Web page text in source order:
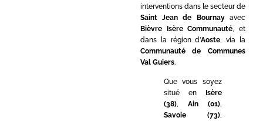
interventions dans le secteur de
Saint Jean de Bournayavec
Bièvre Isère Communauté , et
dans la région d’Aoste , via la
Communauté de Communes
Val Guiers.
Que vous soyez
situé en
Isère
(38), Ain (01),
Savoie (73),